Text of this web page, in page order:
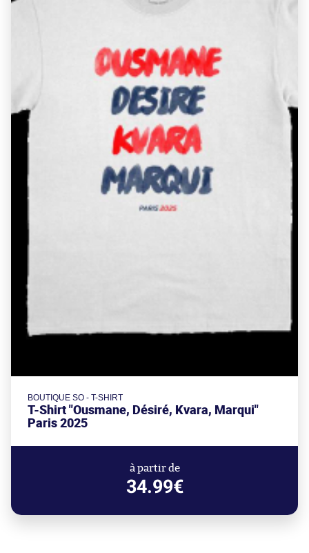
BOUTIQUE SO - T-SHIRT
T-Shirt "Ousmane, Désiré, Kvara, Marqui"
Paris 2025
à partir de
34.99€